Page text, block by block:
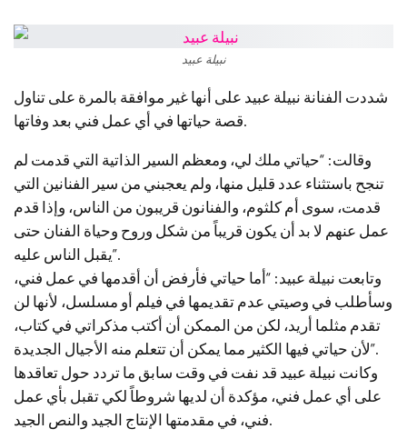
نبيلة عبيد
شددت الفنانة نبيلة عبيد على أنها غير موافقة بالمرة على تناول
وقالت: “حياتي ملك لي، ومعظم السير الذاتية التي قدمت لم
تنجح باستثناء عدد قليل منها، ولم يعجبني من سير الفنانين التي
قدمت، سوى أم كلثوم، والفنانون قريبون من الناس، وإذا قدم
عمل عنهم لا بد أن يكون قريباً من شكل وروح وحياة الفنان حتى
يقبل الناس عليه”.
وتابعت نبيلة عبيد: “أما حياتي فأرفض أن أقدمها في عمل فني،
وسأطلب في وصيتي عدم تقديمها في فيلم أو مسلسل، لأنها لن
تقدم مثلما أريد، لكن من الممكن أن أكتب مذكراتي في كتاب،
لأن حياتي فيها الكثير مما يمكن أن تتعلم منه الأجيال الجديدة”.
وكانت نبيلة عبيد قد نفت في وقت سابق ما تردد حول تعاقدها
على أي عمل فني، مؤكدة أن لديها شروطاً لكي تقبل بأي عمل